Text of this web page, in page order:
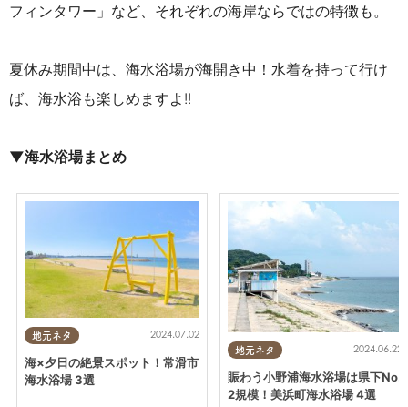
フィンタワー」など、それぞれの海岸ならではの特徴も。
夏休み期間中は、海水浴場が海開き中！水着を持って行け
ば、海水浴も楽しめますよ!!
▼海水浴場まとめ
地元ネタ 2024.07.02
海×夕日の絶景スポット！常滑市
海水浴場 3選
地元ネタ 2024.06.22
賑わう小野浦海水浴場は県下No.
2規模！美浜町海水浴場 4選